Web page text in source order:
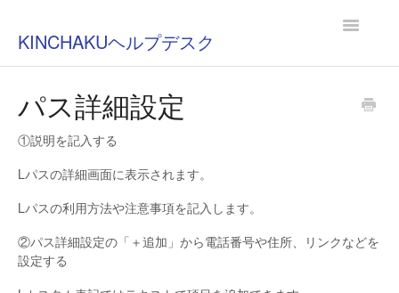
KINCHAKUヘルプデスク
Toggle
パス詳細設定
①説明を記入する
Lパスの詳細画面に表示されます。
Lパスの利用方法や注意事項を記入します。
②パス詳細設定の「＋追加」から電話番号や住所、リンクなどを
設定する